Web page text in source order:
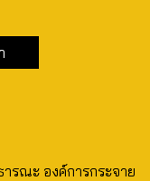
รณะ องค์การกระจาย